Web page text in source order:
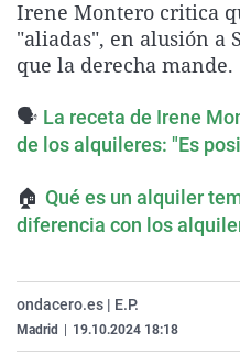
Irene Montero critica
"aliadas", en alusión a
que la derecha mande.
🗣️ La receta de Irene
de los alquileres: "Es
🏠 Qué es un alquiler
diferencia con los
ondacero.es | E.P.
Madrid 19.10.2024 18:18